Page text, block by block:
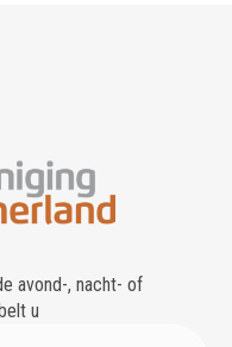
avond-, nacht- of
u